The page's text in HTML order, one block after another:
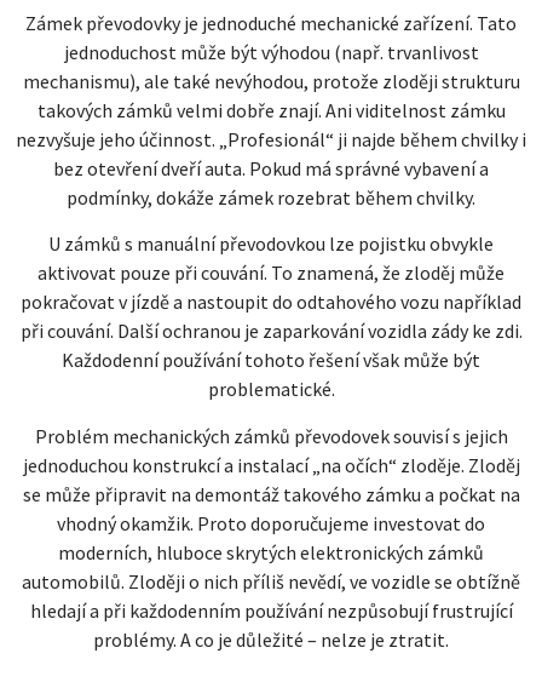
Zámek převodovky je jednoduché mechanické zařízení. Tato
jednoduchost může být výhodou (např. trvanlivost
mechanismu), ale také nevýhodou, protože zloději strukturu
takových zámků velmi dobře znají. Ani viditelnost zámku
nezvyšuje jeho účinnost. „Profesionál“ ji najde během chvilky i
bez otevření dveří auta. Pokud má správné vybavení a
podmínky, dokáže zámek rozebrat během chvilky.
U zámků s manuální převodovkou lze pojistku obvykle
aktivovat pouze při couvání. To znamená, že zloděj může
pokračovat v jízdě a nastoupit do odtahového vozu například
při couvání. Další ochranou je zaparkování vozidla zády ke zdi.
Každodenní používání tohoto řešení však může být
problematické.
Problém mechanických zámků převodovek souvisí s jejich
jednoduchou konstrukcí a instalací „na očích“ zloděje. Zloděj
se může připravit na demontáž takového zámku a počkat na
vhodný okamžik. Proto doporučujeme investovat do
moderních, hluboce skrytých elektronických zámků
automobilů. Zloději o nich příliš nevědí, ve vozidle se obtížně
hledají a při každodenním používání nezpůsobují frustrující
problémy. A co je důležité – nelze je ztratit.